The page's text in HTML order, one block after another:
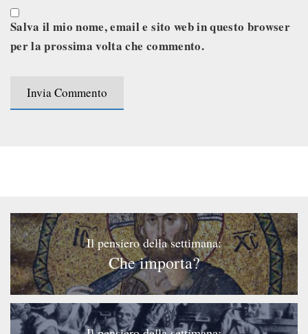
Salva il mio nome, email e sito web in questo browser
per la prossima volta che commento.
Il pensiero della settimana:
Che importa?